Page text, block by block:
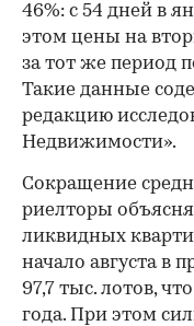
46%: с 54 дней в
этом цены на
за тот же период
Такие данные
редакцию
Недвижимости».
Сокращение
риелторы
ликвидных
начало августа в
97,7 тыс. лотов,
года. При этом